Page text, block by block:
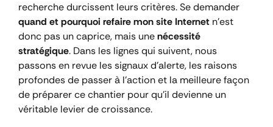
recherche durcissent leurs critères. Se demander
quand et pourquoi refaire mon site Internet n’est
donc pas un caprice, mais unenécessité
stratégique. Dans les lignes qui suivent, nous
passons en revue les signaux d’alerte, les raisons
profondes de passer à l’action et la meilleure façon
de préparer ce chantier pour qu’il devienne un
véritable levier de croissance.